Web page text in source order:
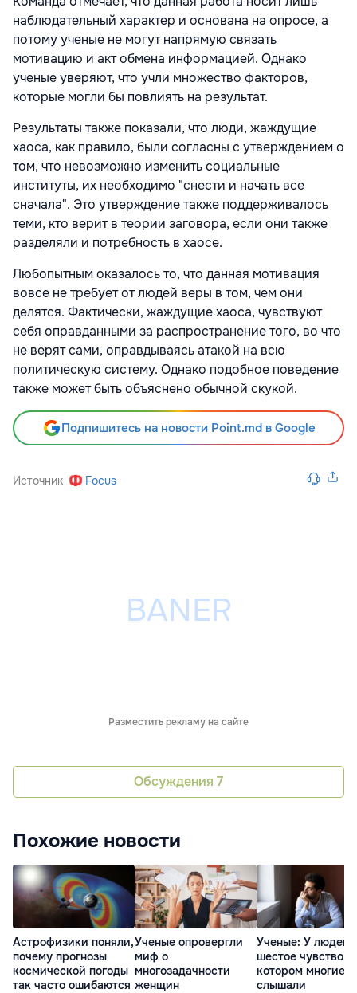
наблюдательный характер и основана на опросе, а
потому ученые не могут напрямую связать
мотивацию и акт обмена информацией. Однако
ученые уверяют, что учли множество факторов,
которые могли бы повлиять на результат.
Результаты также показали, что люди, жаждущие
хаоса, как правило, были согласны с утверждением о
том, что невозможно изменить социальные
институты, их необходимо "снести и начать все
сначала". Это утверждение также поддерживалось
теми, кто верит в теории заговора, если они также
разделяли и потребность в хаосе.
Любопытным оказалось то, что данная мотивация
вовсе не требует от людей веры в том, чем они
делятся. Фактически, жаждущие хаоса, чувствуют
себя оправданными за распространение того, во что
не верят сами, оправдываясь атакой на всю
политическую систему. Однако подобное поведение
также может быть объяснено обычной скукой.
Подпишитесь на новости Point.md в Google
Источник Focus
Разместить рекламу на сайте
Обсуждения 7
Похожие новости
Астрофизики поняли,
почему прогнозы
космической погоды
так часто ошибаются
Ученые опровергли
миф о
многозадачности
женщин
Ученые: У людей
шестое чувство, о
котором многие
слышали